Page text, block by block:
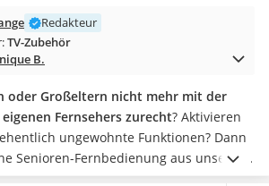
Redakteur
TV-Zubehör
B.
oder Großeltern nicht mehr mit der
Fernsehers zurecht? Aktivieren
ungewohnte Funktionen? Dann
Senioren-Fernbedienung aus unserer
Fernbedienungen für Senioren